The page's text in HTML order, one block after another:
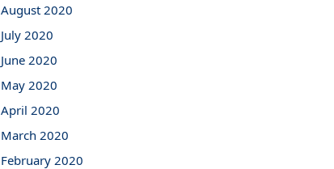
August 2020
July 2020
June 2020
May 2020
April 2020
March 2020
February 2020